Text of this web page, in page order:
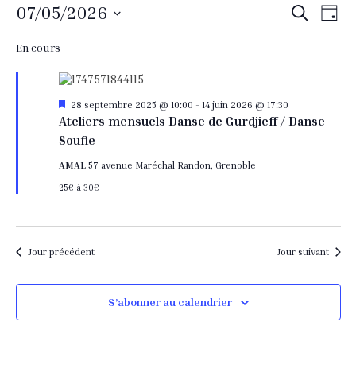
et
de
Recherche
de
Jour
07/05/2026
une
En cours
Ateliers mensuels Danse de Gurdjieff / Danse
Soufie
Mis
en
avant
28 septembre 2025 @ 10:00 - 14 juin 2026 @ 17:30
AMAL 57 avenue Maréchal Randon, Grenoble
25€ à 30€
Jour précédent Jour suivant
S’abonner au calendrier